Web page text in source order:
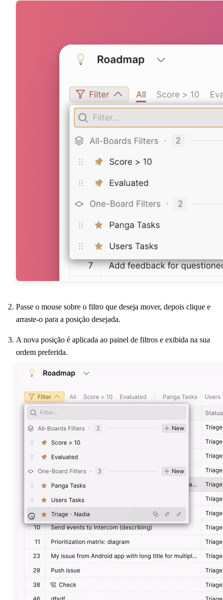
Passe o mouse sobre o filtro que deseja mover, depois clique e
arraste-o para a posição desejada.
A nova posição é aplicada ao painel de filtros e exibida na sua
ordem preferida.